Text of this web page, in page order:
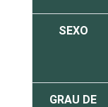
SEXO
GRAU DE